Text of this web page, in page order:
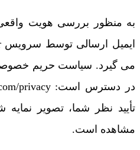
به منظور بررسی هویت
تأیید نظر شما، تصویر
مشاهده است.